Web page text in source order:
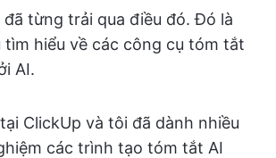
từng trải qua điều đó. Đó là
tìm hiểu về các công cụ tóm tắt
AI.
ClickUp và tôi đã dành nhiều
các trình tạo tóm tắt AI